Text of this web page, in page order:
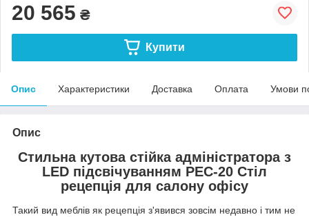
20 565 ₴
Купити
Опис Характеристики Доставка Оплата Умови
Опис
Стильна кутова стійка адміністратора з
LED підсвічуванням РЕС-20 Стіл
рецепція для салону офісу
Такий вид меблів як рецепція з'явився зовсім недавно і тим не